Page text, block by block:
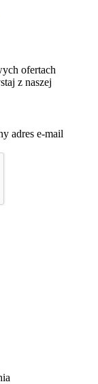
ofertach
z naszej
adres e-mail